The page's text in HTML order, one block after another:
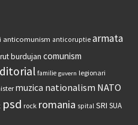
anticomunism anticoruptie armata
burdujan comunism
familie guvern legionari
muzica nationalism NATO
psd rock romania spital SRI SUA